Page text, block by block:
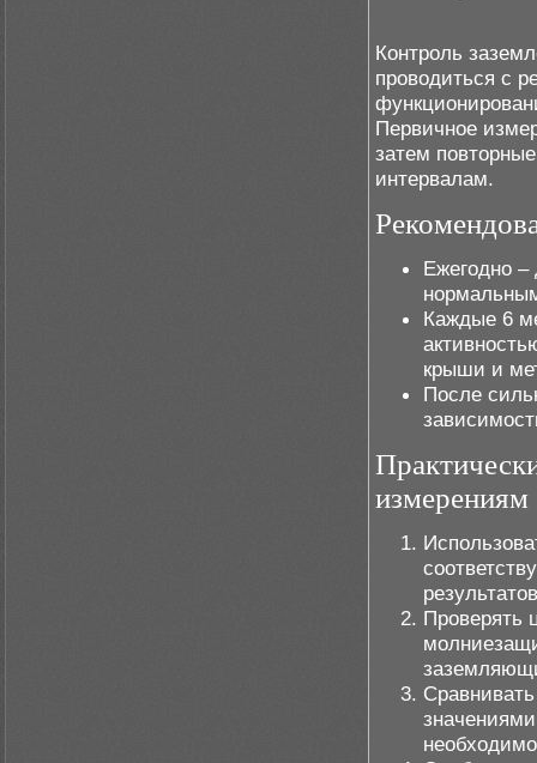
Контроль
проводиться с
Первичное
затем
интервалам.
Ежегодно
Каждые 6
крыши и
После
измерениям
Проверять